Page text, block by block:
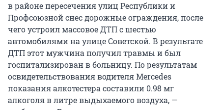
в районе пересечения улиц Республики и
Профсоюзной снес дорожные ограждения, после
чего устроил массовое ДТП с шестью
автомобилями на улице Советской. В результате
ДТП этот мужчина получил травмы и был
госпитализирован в больницу. По результатам
освидетельствования водителя Mercedes
показания алкотестера составили 0.98 мг
алкоголя в литре выдыхаемого воздуха, —